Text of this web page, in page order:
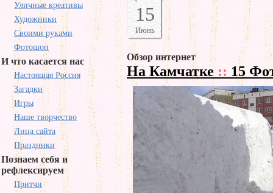
Уличные креативы
Художники
Своими руками
Фотошоп
И что касается нас
Настоящая Россия
Загадки
Игры
Наше творчество
Лица сайта
Праздники
Познаем себя и
рефлексируем
Притчи
15
Июнь
Обзор интернет
На Камчатке:: 15